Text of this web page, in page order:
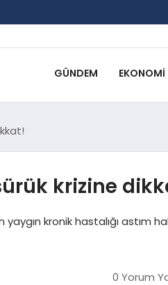
GÜNDEM EKONOMI
krizine
kronik hastalığı astım
0 Yorum